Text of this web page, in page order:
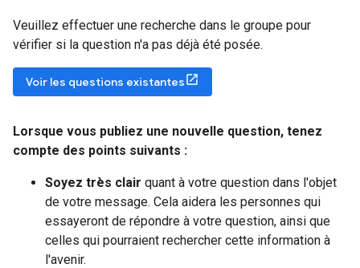
Veuillez effectuer une recherche dans le groupe pour
vérifier si la question n'a pas déjà été posée.
Voir les questions existantes
Lorsque vous publiez une nouvelle question, tenez
compte des points suivants :
Soyez très clair quant à votre question dans l'objet
de votre message. Cela aidera les personnes qui
essayeront de répondre à votre question, ainsi que
celles qui pourraient rechercher cette information à
l'avenir.